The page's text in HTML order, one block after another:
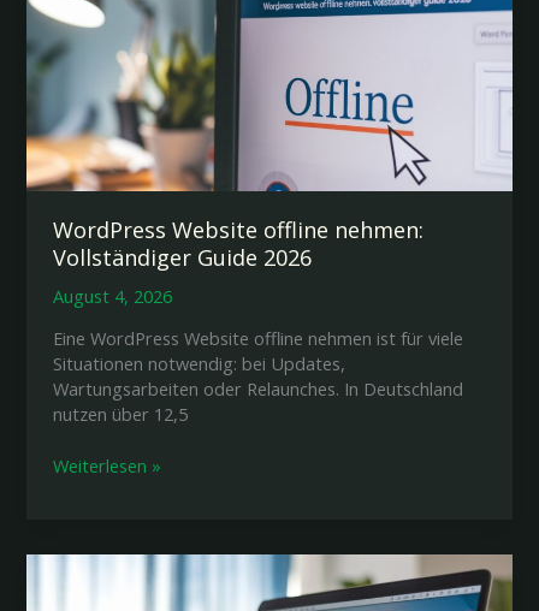
WordPress Website offline nehmen:
Vollständiger Guide 2026
August 4, 2026
Eine WordPress Website offline nehmen ist für viele
Situationen notwendig: bei Updates,
Wartungsarbeiten oder Relaunches. In Deutschland
nutzen über 12,5
WordPress
Weiterlesen »